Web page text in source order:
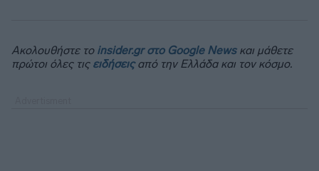
Ακολουθήστε το insider.gr στο Google Newsκαι μάθετε
πρώτοι όλες τις ειδήσειςαπό την Ελλάδα και τον κόσμο.